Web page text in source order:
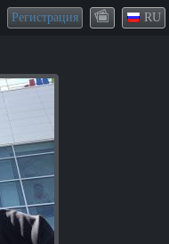
Регистрация RU